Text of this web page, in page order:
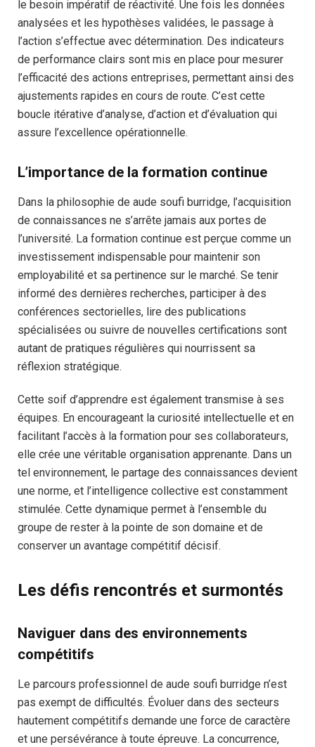
le besoin impératif de réactivité. Une fois les données
analysées et les hypothèses validées, le passage à
l’action s’effectue avec détermination. Des indicateurs
de performance clairs sont mis en place pour mesurer
l’efficacité des actions entreprises, permettant ainsi des
ajustements rapides en cours de route. C’est cette
boucle itérative d’analyse, d’action et d’évaluation qui
assure l’excellence opérationnelle.
L’importance de la formation continue
Dans la philosophie de aude soufi burridge, l’acquisition
de connaissances ne s’arrête jamais aux portes de
l’université. La formation continue est perçue comme un
investissement indispensable pour maintenir son
employabilité et sa pertinence sur le marché. Se tenir
informé des dernières recherches, participer à des
conférences sectorielles, lire des publications
spécialisées ou suivre de nouvelles certifications sont
autant de pratiques régulières qui nourrissent sa
réflexion stratégique.
Cette soif d’apprendre est également transmise à ses
équipes. En encourageant la curiosité intellectuelle et en
facilitant l’accès à la formation pour ses collaborateurs,
elle crée une véritable organisation apprenante. Dans un
tel environnement, le partage des connaissances devient
une norme, et l’intelligence collective est constamment
stimulée. Cette dynamique permet à l’ensemble du
groupe de rester à la pointe de son domaine et de
conserver un avantage compétitif décisif.
Les défis rencontrés et surmontés
Naviguer dans des environnements
compétitifs
Le parcours professionnel de aude soufi burridge n’est
pas exempt de difficultés. Évoluer dans des secteurs
hautement compétitifs demande une force de caractère
et une persévérance à toute épreuve. La concurrence,